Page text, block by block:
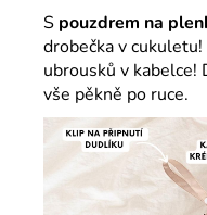
S pouzdrem na
drobečka v
ubrousků v kabelce!
vše pěkně po ruce.